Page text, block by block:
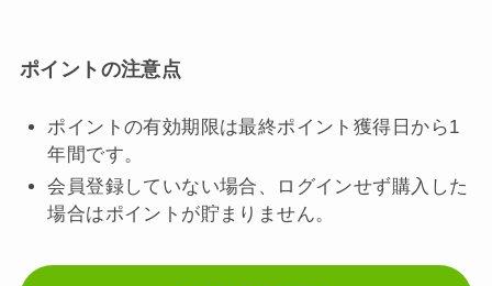
ポイントの注意点
ポイントの有効期限は最終ポイント獲得日から1
年間です。
会員登録していない場合、ログインせず購入した
場合はポイントが貯まりません。